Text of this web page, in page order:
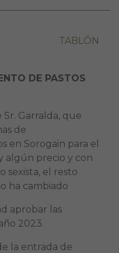
TABLÓN
DE PASTOS
Garralda, que
de
en Sorogain para el
algún precio y con
sexista, el resto
ha cambiado
aprobar las
2023.
la entrada de